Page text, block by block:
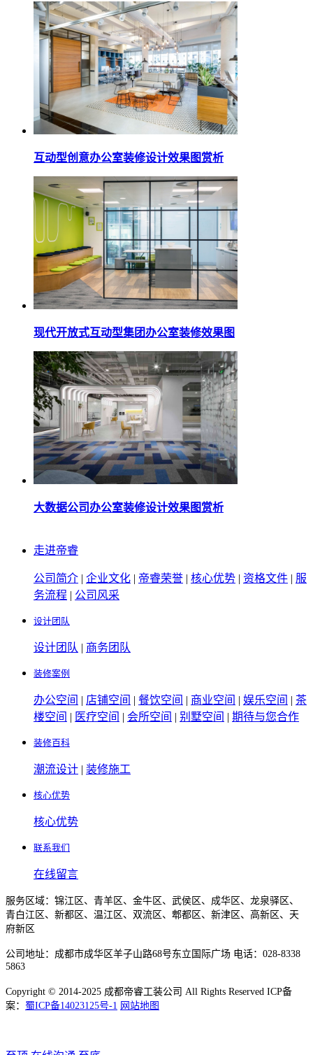
互动型创意办公室装修设计效果图赏析
现代开放式互动型集团办公室装修效果图
大数据公司办公室装修设计效果图赏析
走进帝睿
公司简介 | 企业文化 | 帝睿荣誉 | 核心优势 | 资格文件 | 服
务流程 | 公司风采
设计团队
设计团队 | 商务团队
装修案例
办公空间 | 店铺空间 | 餐饮空间 | 商业空间 | 娱乐空间 | 茶
楼空间 | 医疗空间 | 会所空间 | 别墅空间 | 期待与您合作
装修百科
潮流设计 | 装修施工
核心优势
核心优势
联系我们
在线留言
服务区域：锦江区、青羊区、金牛区、武侯区、成华区、龙泉驿区、
青白江区、新都区、温江区、双流区、郫都区、新津区、高新区、天
府新区
公司地址：成都市成华区羊子山路68号东立国际广场 电话：028-8338
5863
Copyright © 2014-2025 成都帝睿工装公司 All Rights Reserved ICP备
案： 蜀ICP备14023125号-1 网站地图